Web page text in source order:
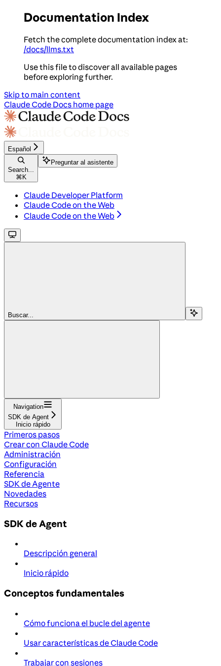
Documentation Index
Fetch the complete documentation index at:
/docs/llms.txt
Use this file to discover all available pages
before exploring further.
Skip to main content
Claude Code Docs home page
Español
Search...
⌘ K
Preguntar al asistente
Claude Developer Platform
Claude Code on the Web
Claude Code on the Web
Buscar...
Navigation
SDK de Agent
Inicio rápido
Primeros pasos
Crear con Claude Code
Administración
Configuración
Referencia
SDK de Agente
Novedades
Recursos
SDK de Agent
Descripción general
Inicio rápido
Conceptos fundamentales
Cómo funciona el bucle del agente
Usar características de Claude Code
Trabajar con sesiones